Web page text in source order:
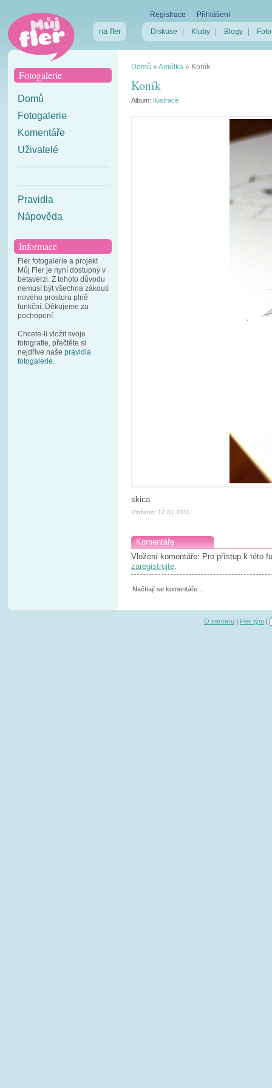
na fler
Registrace
Přihlášení
Diskuse
Kluby Blogy Foto
Fotogalerie
Domů
Fotogalerie
Komentáře
Uživatelé
Pravidla
Nápověda
Informace
Fler fotogalerie a projekt
Můj Fler je nyní dostupný v
betaverzi. Z tohoto důvodu
nemusí být všechna zákoutí
nového prostoru plně
funkční. Děkujeme za
pochopení.
Chcete-li vložit svoje
fotografie, přečtěte si
nejdříve naše pravidla
fotogalerie.
Domů » Amélka » Koník
Koník
Album: Ilustrace
skica
Vloženo: 12.01.2011
Komentáře
Vložení komentáře: Pro přístup k této
zaregistrujte.
Načítají se komentáře ...
O serveru | Fler tým |